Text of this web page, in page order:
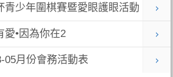
青少年圍棋賽暨愛眼護眼活動
愛•因為你在2
05月份會務活動表